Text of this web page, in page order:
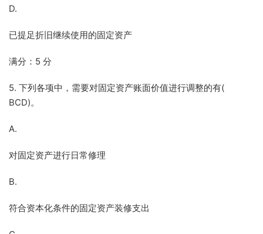
D.
已提足折旧继续使用的固定资产
满分：5 分
5. 下列各项中，需要对固定资产账面价值进行调整的有(
BCD)。
A.
对固定资产进行日常修理
B.
符合资本化条件的固定资产装修支出